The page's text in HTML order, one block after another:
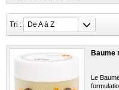
Tri : De A à Z
Baume
Le